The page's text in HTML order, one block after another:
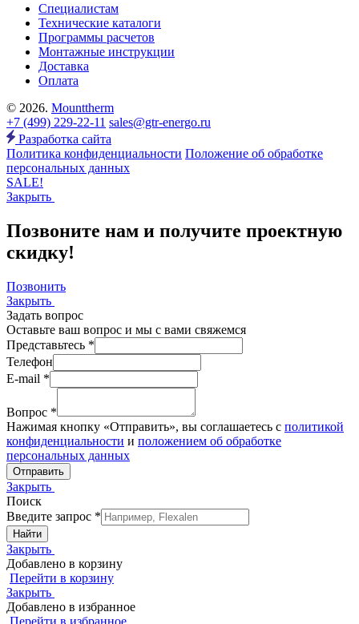
Специалистам
Технические каталоги
Программы расчетов
Монтажные инструкции
Доставка
Оплата
© 2026. Mounttherm
+7 (499) 229-22-11 sales@gtr-energo.ru
Разработка сайта
Политика конфиденциальности Положение об обработке
персональных данных
SALE!
Закрыть
Позвоните нам и получите проектную
скидку!
Позвонить
Закрыть
Задать вопрос
Оставьте ваш вопрос и мы с вами свяжемся
Представьтесь *
Телефон
E-mail *
Вопрос *
Нажимая кнопку «Отправить», вы соглашаетесь с политикой
конфиденциальности и положением об обработке
персональных данных
Закрыть
Поиск
Введите запрос *
Найти
Закрыть
Добавлено в корзину
Перейти в корзину
Закрыть
Добавлено в избранное
Перейти в избранное